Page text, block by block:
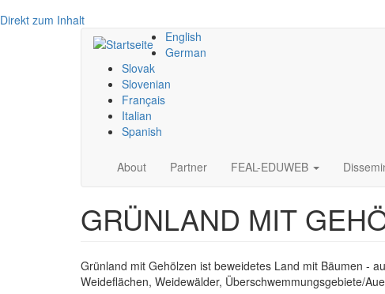
Direkt zum Inhalt
English
German
Slovak
Slovenian
Français
Italian
Spanish
Main
navigation
About Partner FEAL-EDUWEB
GRÜNLAND MIT
Grünland mit Gehölzen ist beweidetes Land mit Bäumen -
Weideflächen, Weidewälder, Überschwemmungsgebiete/